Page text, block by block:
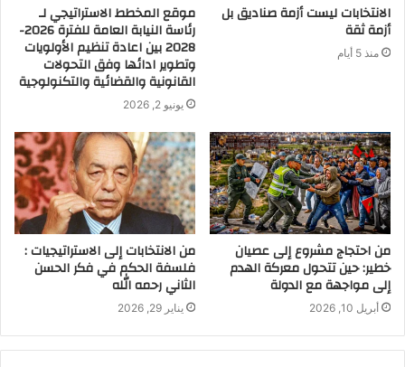
الانتخابات ليست أزمة صناديق بل
أزمة ثقة
منذ 5 أيام
موقع المخطط الاستراتيجي لـ
رئاسة النيابة العامة للفترة 2026-
2028 بين اعادة تنظيم الأولويات
وتطوير ادائها وفق التحولات
القانونية والقضائية والتكنولوجية
يونيو 2, 2026
من احتجاج مشروع إلى عصيان
خطير: حين تتحول معركة الهدم
إلى مواجهة مع الدولة
أبريل 10, 2026
من الانتخابات إلى الاستراتيجيات :
فلسفة الحكم في فكر الحسن
الثاني رحمه الله
يناير 29, 2026